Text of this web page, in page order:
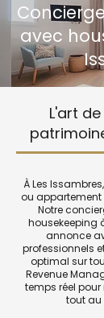
avec
L'art
À Les
ou appartement
Notre
housekeeping
annonce
professionnels
optimal sur
Revenue
temps réel
tout au